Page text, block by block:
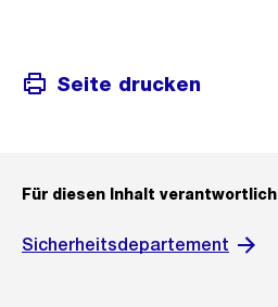
Seite drucken
Für diesen Inhalt verantwortlich
Sicherheitsdepartement